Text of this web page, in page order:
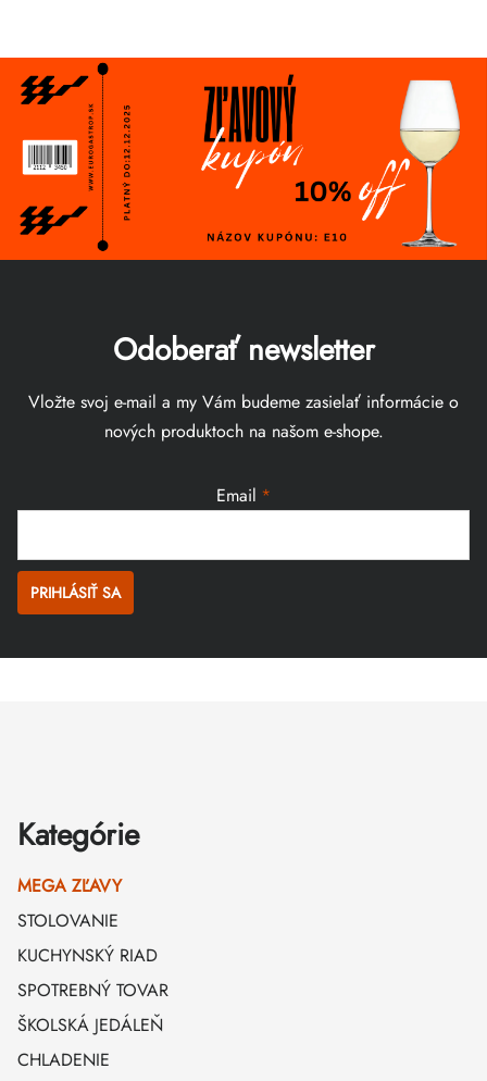
Odoberať newsletter
Vložte svoj e-mail a my Vám budeme zasielať informácie o
nových produktoch na našom e-shope.
Email
PRIHLÁSIŤ SA
Kategórie
MEGA ZĽAVY
STOLOVANIE
KUCHYNSKÝ RIAD
SPOTREBNÝ TOVAR
ŠKOLSKÁ JEDÁLEŇ
CHLADENIE